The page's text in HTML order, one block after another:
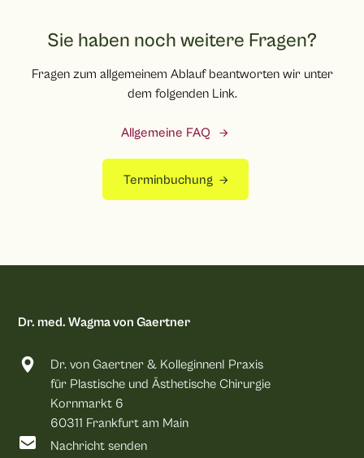
Sie haben noch weitere Fragen?
Fragen zum allgemeinem Ablauf beantworten wir unter
dem folgenden Link.
Allgemeine FAQ
Terminbuchung
Dr. med. Wagma von Gaertner
Dr. von Gaertner & KolleginnenI Praxis
für Plastische und Ästhetische Chirurgie
Kornmarkt 6
60311 Frankfurt am Main
Nachricht senden